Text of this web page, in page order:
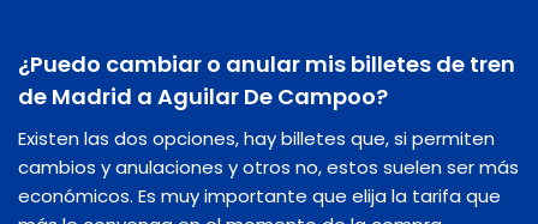
¿Puedo cambiar o anular mis billetes de tren
de Madrid a Aguilar De Campoo?
Existen las dos opciones, hay billetes que, si permiten
cambios y anulaciones y otros no, estos suelen ser más
económicos. Es muy importante que elija la tarifa que